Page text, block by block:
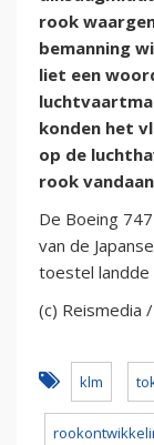
rook
bemanning
liet een
konden het
op de
rook
De Boeing
van de
toestel landde
(c) Reismedia
klm